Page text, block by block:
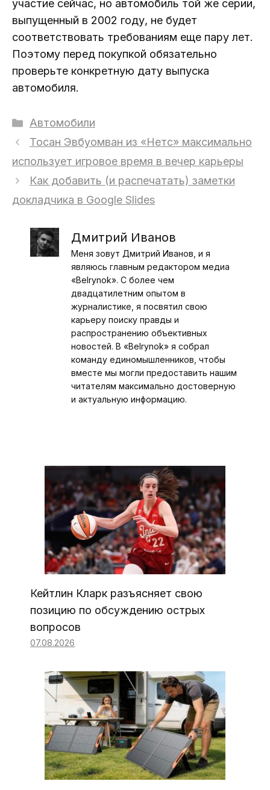
участие сейчас, но автомобиль той же серии,
выпущенный в 2002 году, не будет
соответствовать требованиям еще пару лет.
Поэтому перед покупкой обязательно
проверьте конкретную дату выпуска
автомобиля.
Рубрики
Автомобили
Тосан Эвбуомван из «Нетс» максимально
использует игровое время в вечер карьеры
Как добавить (и распечатать) заметки
докладчика в Google Slides
Дмитрий Иванов
Меня зовут Дмитрий Иванов, и я
являюсь главным редактором медиа
«Belrynok». С более чем
двадцатилетним опытом в
журналистике, я посвятил свою
карьеру поиску правды и
распространению объективных
новостей. В «Belrynok» я собрал
команду единомышленников, чтобы
вместе мы могли предоставить нашим
читателям максимально достоверную
и актуальную информацию.
Кейтлин Кларк разъясняет свою
позицию по обсуждению острых
вопросов
07.08.2026